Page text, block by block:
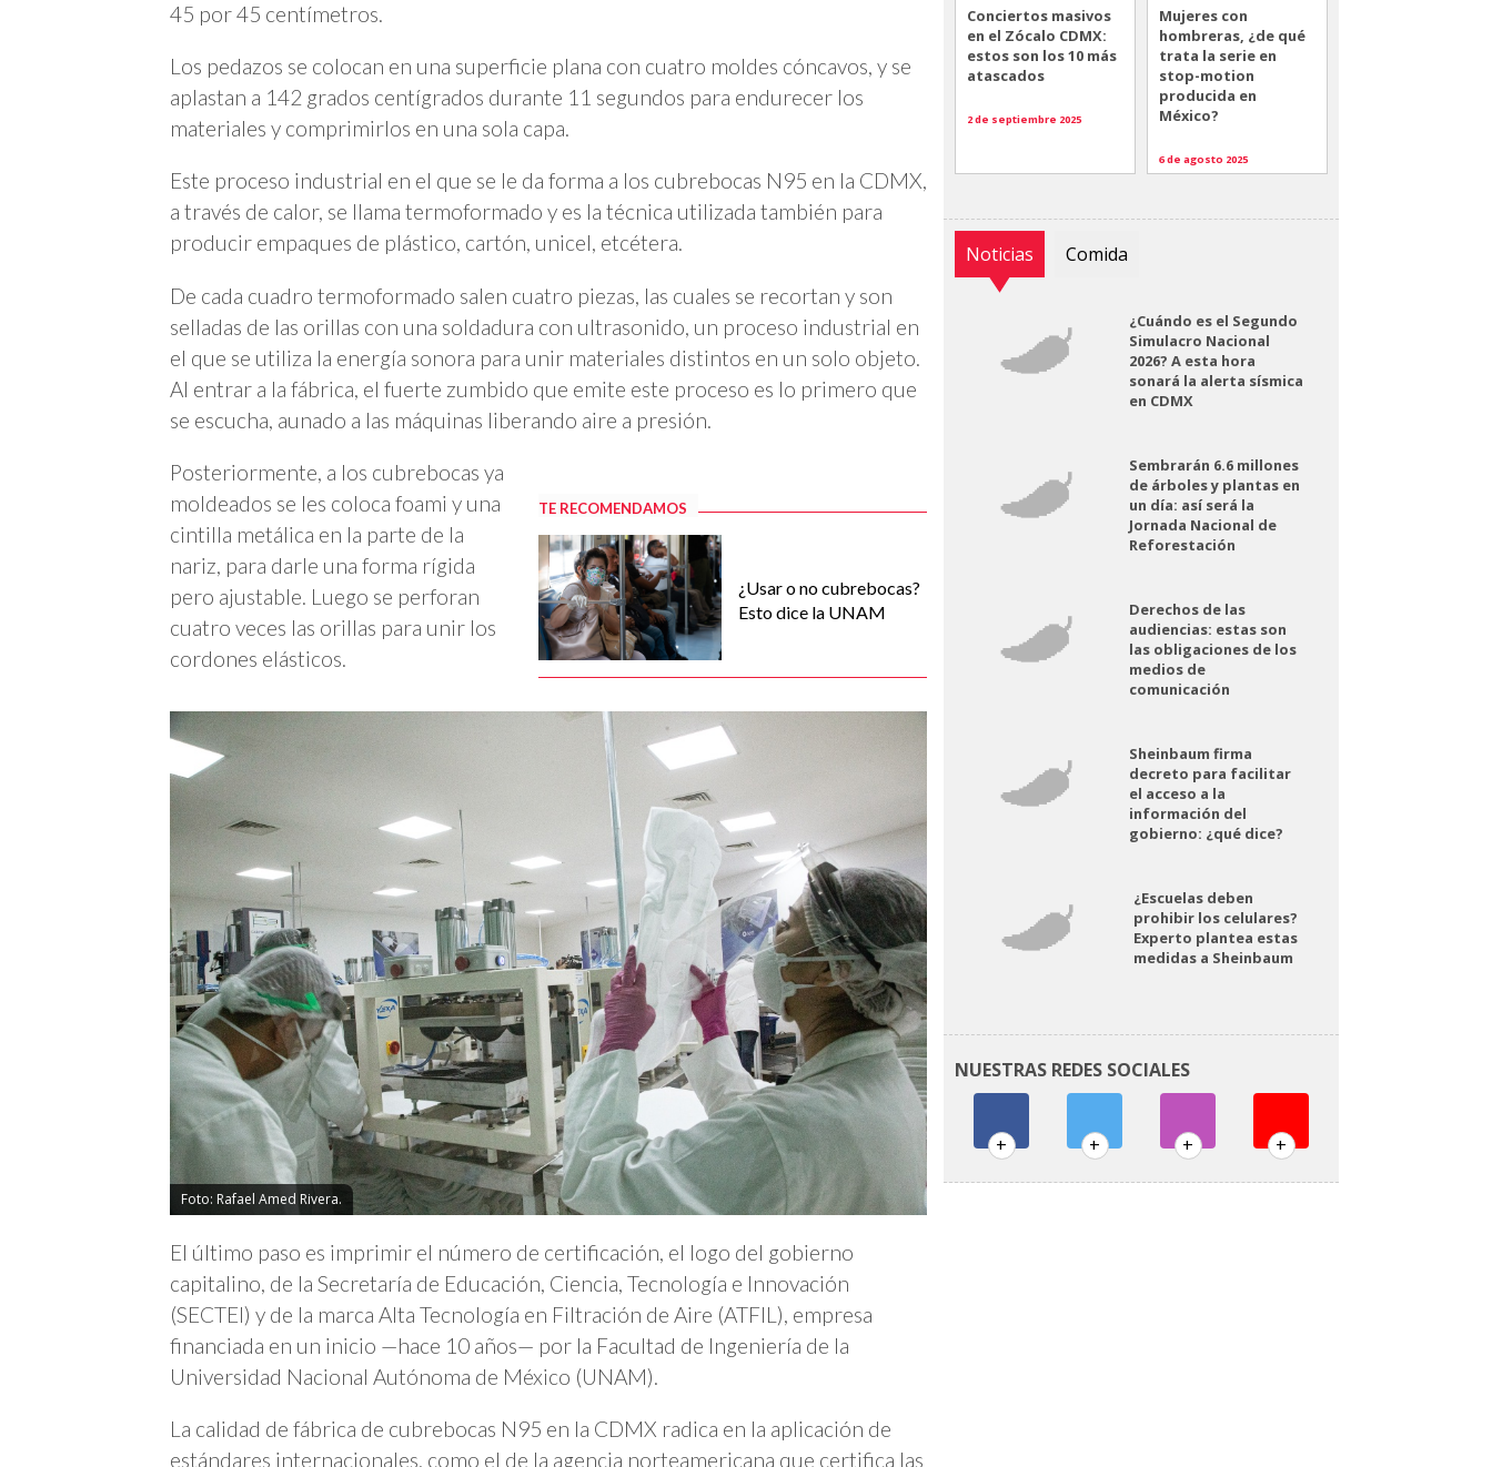
45 por 45 centímetros.
Los pedazos se colocan en una superficie plana con cuatro moldes cóncavos, y se
aplastan a 142 grados centígrados durante 11 segundos para endurecer los
materiales y comprimirlos en una sola capa.
Este proceso industrial en el que se le da forma a los cubrebocas N95 en la CDMX,
a través de calor, se llama termoformado y es la técnica utilizada también para
producir empaques de plástico, cartón, unicel, etcétera.
De cada cuadro termoformado salen cuatro piezas, las cuales se recortan y son
selladas de las orillas con una soldadura con ultrasonido, un proceso industrial en
el que se utiliza la energía sonora para unir materiales distintos en un solo objeto.
Al entrar a la fábrica, el fuerte zumbido que emite este proceso es lo primero que
se escucha, aunado a las máquinas liberando aire a presión.
TE RECOMENDAMOS
¿Usar o no cubrebocas?
Esto dice la UNAM
Posteriormente, a los cubrebocas ya
moldeados se les coloca foami y una
cintilla metálica en la parte de la
nariz, para darle una forma rígida
pero ajustable. Luego se perforan
cuatro veces las orillas para unir los
cordones elásticos.
Foto: Rafael Amed Rivera.
El último paso es imprimir el número de certificación, el logo del gobierno
capitalino, de la Secretaría de Educación, Ciencia, Tecnología e Innovación
(SECTEI) y de la marca Alta Tecnología en Filtración de Aire (ATFIL), empresa
financiada en un inicio —hace 10 años— por la Facultad de Ingeniería de la
Universidad Nacional Autónoma de México (UNAM).
La calidad de fábrica de cubrebocas N95 en la CDMX radica en la aplicación de
estándares internacionales, como el de la agencia norteamericana que certifica las
Conciertos masivos
en el Zócalo CDMX:
estos son los 10 más
atascados
2 de septiembre 2025
Mujeres con
hombreras, ¿de qué
trata la serie en
stop-motion
producida en
México?
6 de agosto 2025
Noticias Comida
¿Cuándo es el Segundo
Simulacro Nacional
2026? A esta hora
sonará la alerta sísmica
en CDMX
Sembrarán 6.6 millones
de árboles y plantas en
un día: así será la
Jornada Nacional de
Reforestación
Derechos de las
audiencias: estas son
las obligaciones de los
medios de
comunicación
Sheinbaum firma
decreto para facilitar
el acceso a la
información del
gobierno: ¿qué dice?
¿Escuelas deben
prohibir los celulares?
Experto plantea estas
medidas a Sheinbaum
NUESTRAS REDES SOCIALES
+ + + +